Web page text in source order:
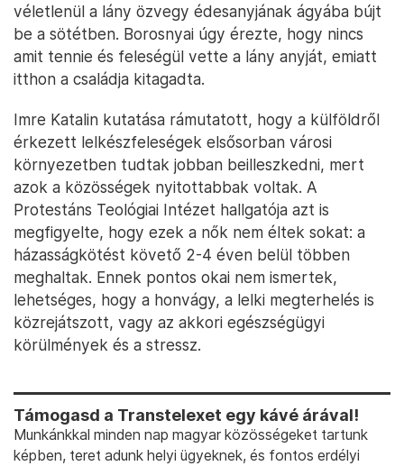
véletlenül a lány özvegy édesanyjának ágyába bújt
be a sötétben. Borosnyai úgy érezte, hogy nincs
amit tennie és feleségül vette a lány anyját, emiatt
itthon a családja kitagadta.
Imre Katalin kutatása rámutatott, hogy a külföldről
érkezett lelkészfeleségek elsősorban városi
környezetben tudtak jobban beilleszkedni, mert
azok a közösségek nyitottabbak voltak. A
Protestáns Teológiai Intézet hallgatója azt is
megfigyelte, hogy ezek a nők nem éltek sokat: a
házasságkötést követő 2-4 éven belül többen
meghaltak. Ennek pontos okai nem ismertek,
lehetséges, hogy a honvágy, a lelki megterhelés is
közrejátszott, vagy az akkori egészségügyi
körülmények és a stressz.
Támogasd a Transtelexet egy kávé árával!
Munkánkkal minden nap magyar közösségeket tartunk
képben, teret adunk helyi ügyeknek, és fontos erdélyi